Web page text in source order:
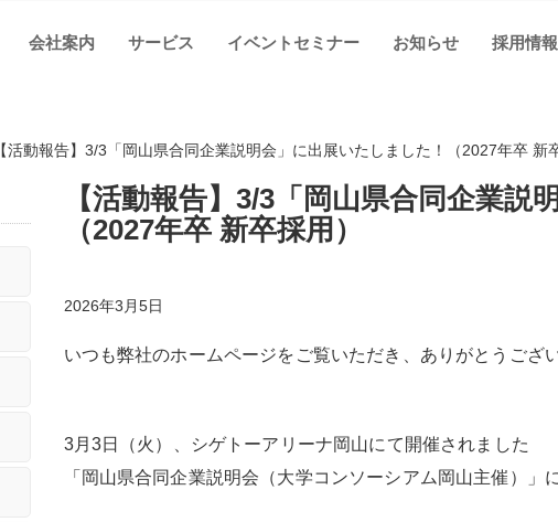
会社案内 サービス イベントセミナー お知らせ 採用情報
【活動報告】3/3「岡山県合同企業説明会」に出展いたしました！（2027年卒 新
【活動報告】3/3「岡山県合同企業説
（2027年卒 新卒採用）
2026年3月5日
いつも弊社のホームページをご覧いただき、ありがとうござ
3月3日（火）、シゲトーアリーナ岡山にて開催されました
「岡山県合同企業説明会（大学コンソーシアム岡山主催）」